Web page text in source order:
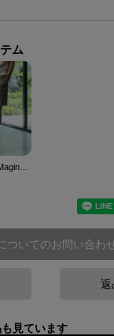
ム
ついてのお問い合わ
返
見ています